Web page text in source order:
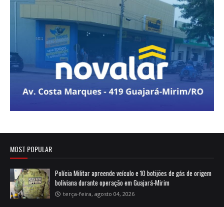
MOST POPULAR
Polícia Militar apreende veículo e 10 botijões de gás de origem
boliviana durante operação em Guajará-Mirim
terça-feira, agosto 04, 2026